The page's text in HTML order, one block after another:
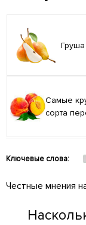
Груша
Самые крупные
сорта
Ключевые слова:
Честные мнения